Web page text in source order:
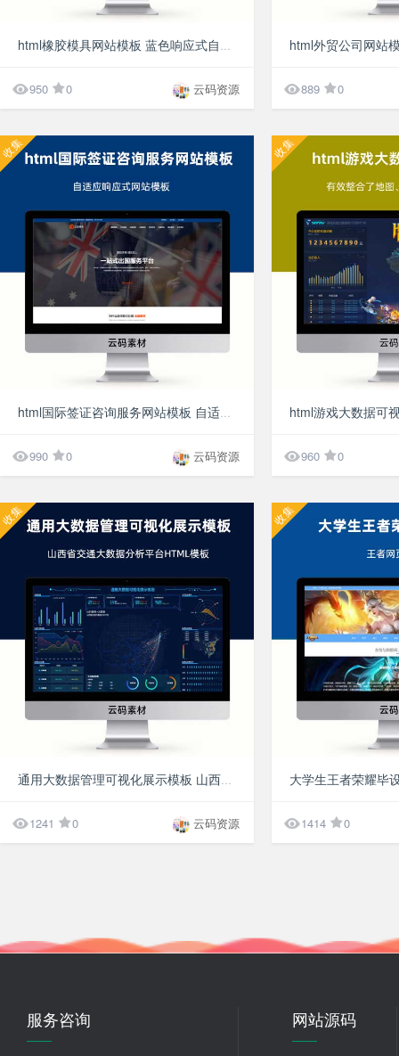
950 0 云码资源 889 0
集
990 0 云码资源
收集
html游戏大数据可
960 0
集
1241 0 云码资源
收集
大学生王者荣耀毕
1414 0
服务咨询 网站源码